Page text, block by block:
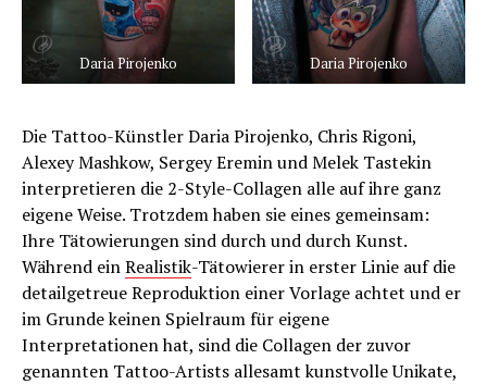
Daria Pirojenko Daria Pirojenko
Die Tattoo-Künstler Daria Pirojenko, Chris Rigoni,
Alexey Mashkow, Sergey Eremin und Melek Tastekin
interpretieren die 2-Style-Collagen alle auf ihre ganz
eigene Weise. Trotzdem haben sie eines gemeinsam:
Ihre Tätowierungen sind durch und durch Kunst.
Während einRealistik-Tätowierer in erster Linie auf die
detailgetreue Reproduktion einer Vorlage achtet und er
im Grunde keinen Spielraum für eigene
Interpretationen hat, sind die Collagen der zuvor
genannten Tattoo-Artists allesamt kunstvolle Unikate,